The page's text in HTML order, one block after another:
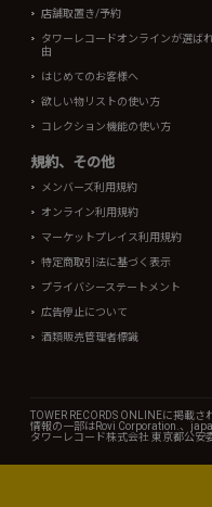
店舗取置き/予約
タワーレコードオンラインが選ば
由
はじめてのお客様へ
欲しい物リストの使い方
コレクション機能の使い方
規約、その他
メンバーズ利用規約
オンライン利用規約
マーケットプレイス利用規約
特定商取引法に基づく表示
プライバシーステートメント
広告停止について
酒類販売管理者標識
TOWER RECORDS ONLINEに掲載
情報の一部はRovi Corporation.、
タワーレコード株式会社 東京都公